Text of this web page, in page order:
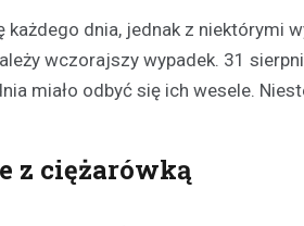
każdego dnia, jednak z niektórymi
wczorajszy wypadek. 31
miało odbyć się ich wesele.
z ciężarówką